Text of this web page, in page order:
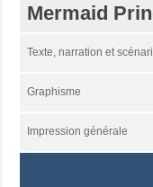
Mermaid
Texte, narration et
Graphisme
Impression générale